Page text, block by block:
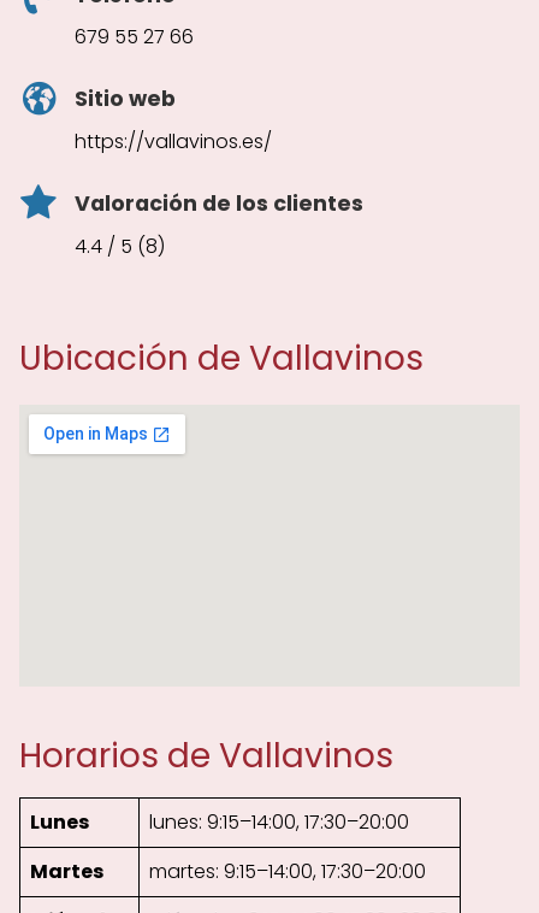
679 55 27 66
Sitio web
https://vallavinos.es/
Valoración de los clientes
4.4 / 5 (8)
Ubicación de Vallavinos
Horarios de Vallavinos
Lunes
lunes: 9:15–14:00, 17:30–20:00
Martes
martes: 9:15–14:00, 17:30–20:00